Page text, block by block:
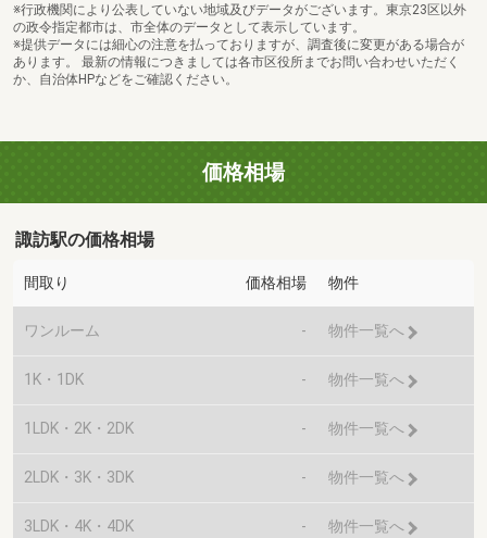
※行政機関により公表していない地域及びデータがございます。東京23区以外
の政令指定都市は、市全体のデータとして表示しています。
※提供データには細心の注意を払っておりますが、調査後に変更がある場合が
あります。 最新の情報につきましては各市区役所までお問い合わせいただく
か、自治体HPなどをご確認ください。
価格相場
諏訪駅の価格相場
間取り 価格相場 物件
ワンルーム - 物件一覧へ
1K・1DK - 物件一覧へ
1LDK・2K・2DK - 物件一覧へ
2LDK・3K・3DK - 物件一覧へ
3LDK・4K・4DK - 物件一覧へ